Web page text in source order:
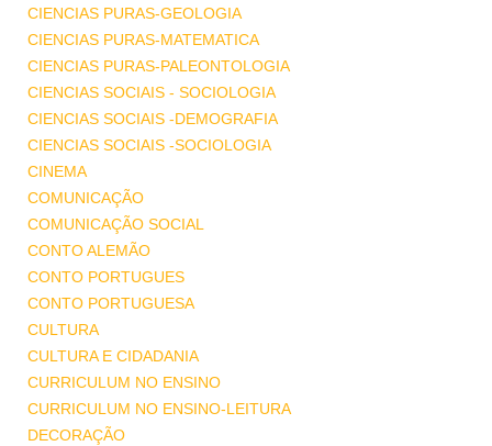
CIENCIAS PURAS-GEOLOGIA
CIENCIAS PURAS-MATEMATICA
CIENCIAS PURAS-PALEONTOLOGIA
CIENCIAS SOCIAIS - SOCIOLOGIA
CIENCIAS SOCIAIS -DEMOGRAFIA
CIENCIAS SOCIAIS -SOCIOLOGIA
CINEMA
COMUNICAÇÃO
COMUNICAÇÃO SOCIAL
CONTO ALEMÃO
CONTO PORTUGUES
CONTO PORTUGUESA
CULTURA
CULTURA E CIDADANIA
CURRICULUM NO ENSINO
CURRICULUM NO ENSINO-LEITURA
DECORAÇÃO